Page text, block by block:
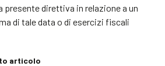
presente direttiva in relazione a un
di tale data o di esercizi fiscali
articolo